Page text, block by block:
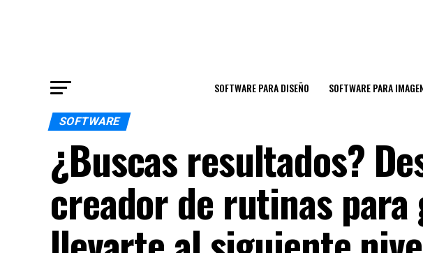
SOFTWARE PARA DISEÑO SOFTWARE PARA
SOFTWARE
¿Buscas resultados?
creador de rutinas para